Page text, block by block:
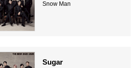
Snow Man
Sugar